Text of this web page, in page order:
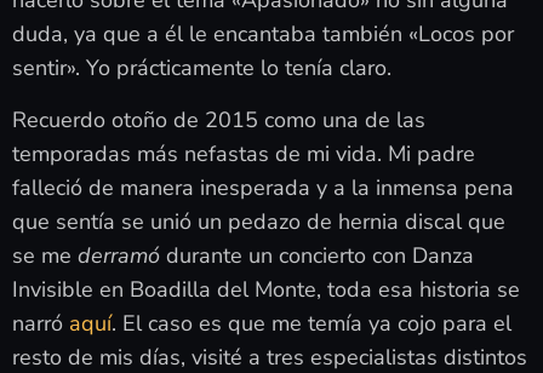
duda, ya que a él le encantaba también «Locos por
sentir». Yo prácticamente lo tenía claro.
Recuerdo otoño de 2015 como una de las
temporadas más nefastas de mi vida. Mi padre
falleció de manera inesperada y a la inmensa pena
que sentía se unió un pedazo de hernia discal que
se me derramó durante un concierto con Danza
Invisible en Boadilla del Monte, toda esa historia se
narró aquí. El caso es que me temía ya cojo para el
resto de mis días, visité a tres especialistas distintos